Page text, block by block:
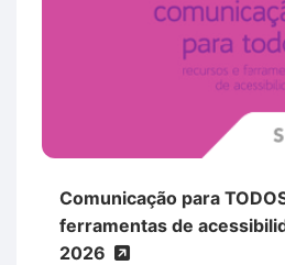
Comunicação para
ferramentas de
2026